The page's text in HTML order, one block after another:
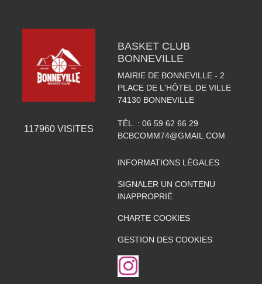
117960VISITES
BASKET CLUB
BONNEVILLE
MAIRIE DE BONNEVILLE - 2
PLACE DE L'HÔTEL DE VILLE
74130 BONNEVILLE
TÉL. : 06 59 62 66 29
BCBCOMM74@GMAIL.COM
INFORMATIONS LÉGALES
SIGNALER UN CONTENU
INAPPROPRIÉ
CHARTE COOKIES
GESTION DES COOKIES